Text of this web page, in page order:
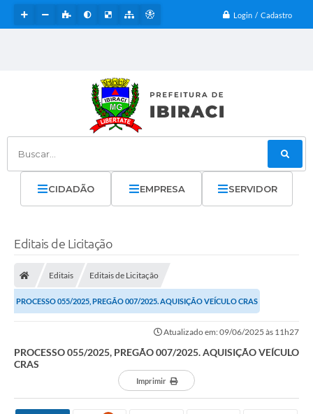
Login / Cadastro
Buscar...
CIDADÃO EMPRESA SERVIDOR
Editais de Licitação
Editais Editais de Licitação
PROCESSO 055/2025, PREGÃO 007/2025. AQUISIÇÃO VEÍCULO CRAS
Atualizado em: 09/06/2025 às 11h27
PROCESSO 055/2025, PREGÃO 007/2025. AQUISIÇÃO VEÍCULO
CRAS
Imprimir